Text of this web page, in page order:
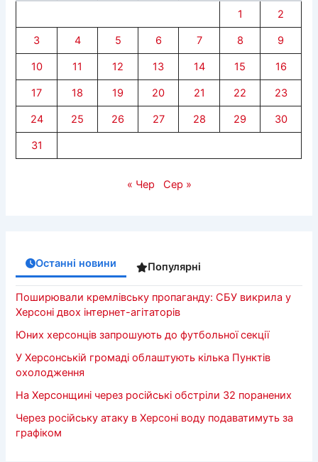
1 2
3 4 5 6 7 8 9
10 11 12 13 14 15 16
17 18 19 20 21 22 23
24 25 26 27 28 29 30
31
« Чер Сер »
Останні новини Популярні
Поширювали кремлівську пропаганду: СБУ викрила у
Херсоні двох інтернет-агітаторів
Юних херсонців запрошують до футбольної секції
У Херсонській громаді облаштують кілька Пунктів
охолодження
На Херсонщині через російські обстріли 32 поранених
Через російську атаку в Херсоні воду подаватимуть за
графіком